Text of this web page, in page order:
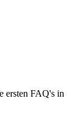
ersten FAQ's in